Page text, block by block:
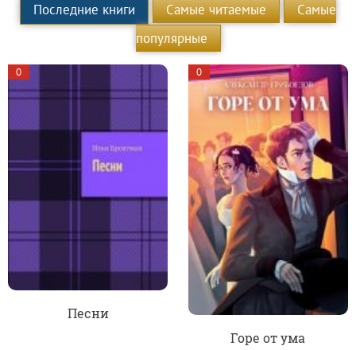
Последние книги Самые читаемые
Самые
популярные
Песни
0
Горе от ума
0